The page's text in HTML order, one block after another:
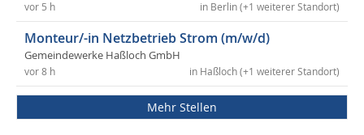
in Berlin (+1 weiterer Standort)
vor 5 h
Monteur/-in Netzbetrieb Strom (m/w/d)
Gemeindewerke Haßloch GmbH
in Haßloch (+1 weiterer Standort)
vor 8 h
Mehr Stellen